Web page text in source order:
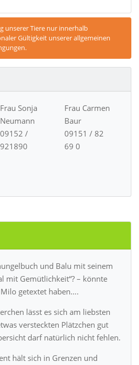
unserer Tiere nur innerhalb
Gültigkeit unserer allgemeinen
Frau Sonja
Neumann
09152 /
921890
Frau Carmen
Baur
09151 / 82
69 0
und Balu mit seinem
mit Gemütlichkeit“? – könnte
getextet haben….
lässt es sich am liebsten
versteckten Plätzchen gut
darf natürlich nicht fehlen.
hält sich in Grenzen und